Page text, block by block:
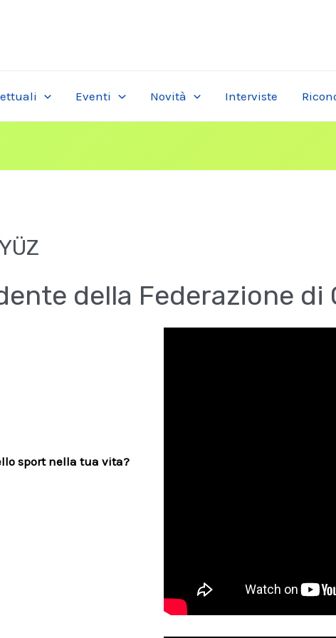
Eventi Novità Interviste
della Federazione
sport nella tua vita?